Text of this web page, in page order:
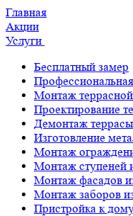
Главная
Акции
Услуги
Бесплатный замер
Монтаж
Проектирование
Демонтаж террасы
Изготовление
Монтаж
Монтаж ступеней
Монтаж фасадов
Монтаж заборов
Пристройка к